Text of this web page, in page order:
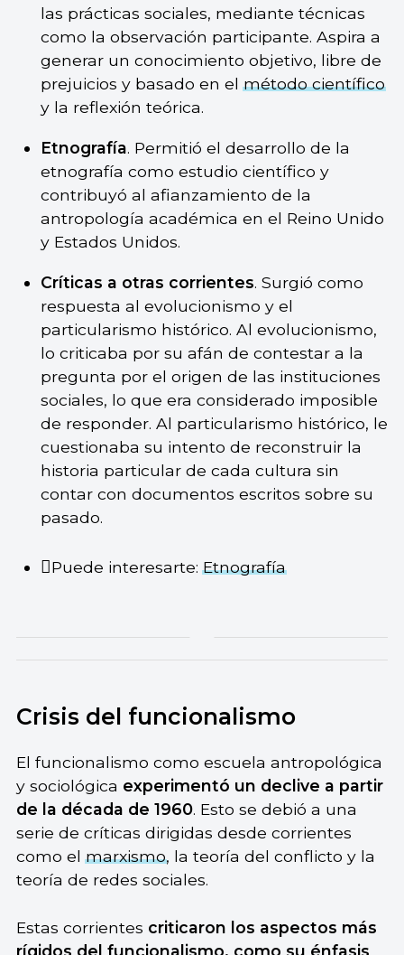
las prácticas sociales, mediante técnicas
como la observación participante. Aspira a
generar un conocimiento objetivo, libre de
prejuicios y basado en elmétodo científico
y la reflexión teórica.
Etnografía. Permitió el desarrollo de la
etnografía como estudio científico y
contribuyó al afianzamiento de la
antropología académica en el Reino Unido
y Estados Unidos.
Críticas a otras corrientes. Surgió como
respuesta al evolucionismo y el
particularismo histórico. Al evolucionismo,
lo criticaba por su afán de contestar a la
pregunta por el origen de las instituciones
sociales, lo que era considerado imposible
de responder. Al particularismo histórico, le
cuestionaba su intento de reconstruir la
historia particular de cada cultura sin
contar con documentos escritos sobre su
pasado.
Puede interesarte:Etnografía
Crisis del funcionalismo
El funcionalismo como escuela antropológica
y sociológica experimentó un declive a partir
de la década de 1960. Esto se debió a una
serie de críticas dirigidas desde corrientes
como elmarxismo, la teoría del conflicto y la
teoría de redes sociales.
Estas corrientes criticaron los aspectos más
rígidos del funcionalismo, como su énfasis